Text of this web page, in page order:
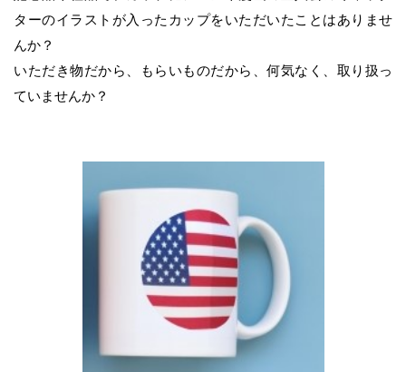
ターのイラストが入った カップをいただいたことはありませ
んか？
いただき物だから、もらいものだから、何気なく、取り扱っ
ていませんか？